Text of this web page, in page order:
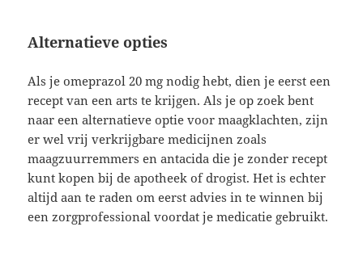
Alternatieve opties
Als je omeprazol 20 mg nodig hebt, dien je eerst een
recept van een arts te krijgen. Als je op zoek bent
naar een alternatieve optie voor maagklachten, zijn
er wel vrij verkrijgbare medicijnen zoals
maagzuurremmers en antacida die je zonder recept
kunt kopen bij de apotheek of drogist. Het is echter
altijd aan te raden om eerst advies in te winnen bij
een zorgprofessional voordat je medicatie gebruikt.